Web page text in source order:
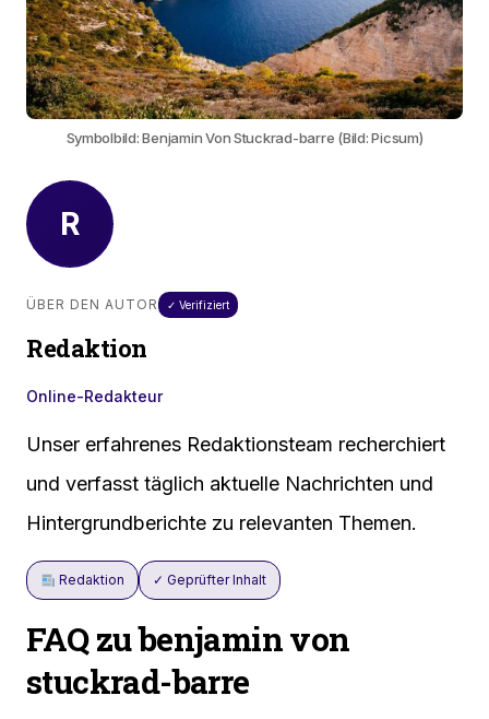
Symbolbild: Benjamin Von Stuckrad-barre (Bild: Picsum)
R
ÜBER DEN AUTOR ✓ Verifiziert
Redaktion
Online-Redakteur
Unser erfahrenes Redaktionsteam recherchiert
und verfasst täglich aktuelle Nachrichten und
Hintergrundberichte zu relevanten Themen.
Redaktion ✓ Geprüfter Inhalt
FAQ zu benjamin von
stuckrad-barre